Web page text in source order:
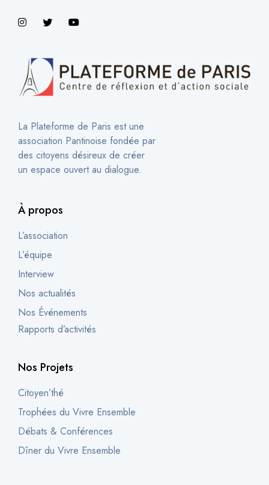
La Plateforme de Paris est une
association Pantinoise fondée par
des citoyens désireux de créer
un espace ouvert au dialogue.
À propos
L’association
L’équipe
Interview
Nos actualités
Nos Événements
Rapports d’activités
Nos Projets
Citoyen’thé
Trophées du Vivre Ensemble
Débats & Conférences
Dîner du Vivre Ensemble